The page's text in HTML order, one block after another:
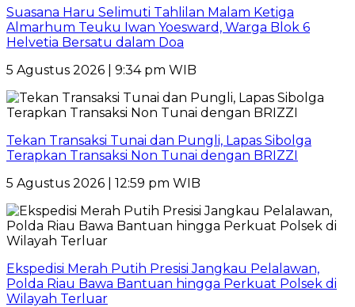
Suasana Haru Selimuti Tahlilan Malam Ketiga
Almarhum Teuku Iwan Yoesward, Warga Blok 6
Helvetia Bersatu dalam Doa
5 Agustus 2026 | 9:34 pm WIB
Tekan Transaksi Tunai dan Pungli, Lapas Sibolga
Terapkan Transaksi Non Tunai dengan BRIZZI
5 Agustus 2026 | 12:59 pm WIB
Ekspedisi Merah Putih Presisi Jangkau Pelalawan,
Polda Riau Bawa Bantuan hingga Perkuat Polsek di
Wilayah Terluar